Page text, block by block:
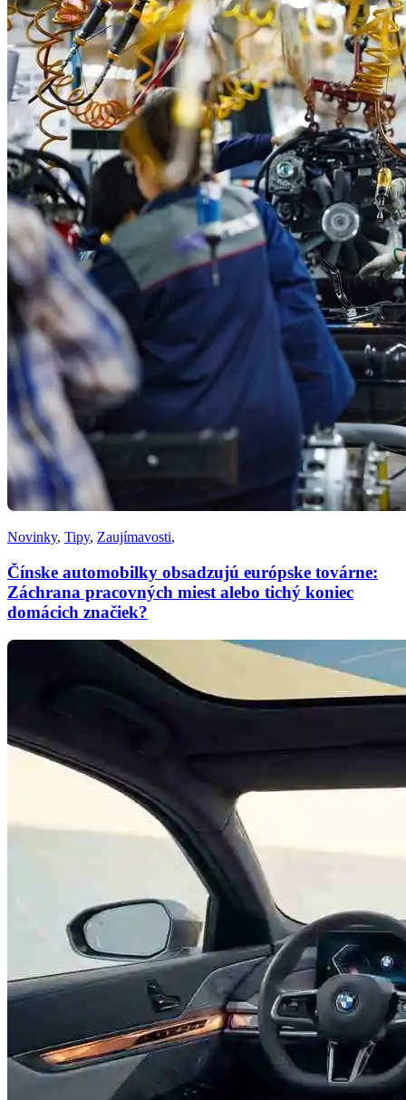
Novinky, Tipy, Zaujímavosti,
Čínske automobilky obsadzujú európske továrne:
Záchrana pracovných miest alebo tichý koniec
domácich značiek?